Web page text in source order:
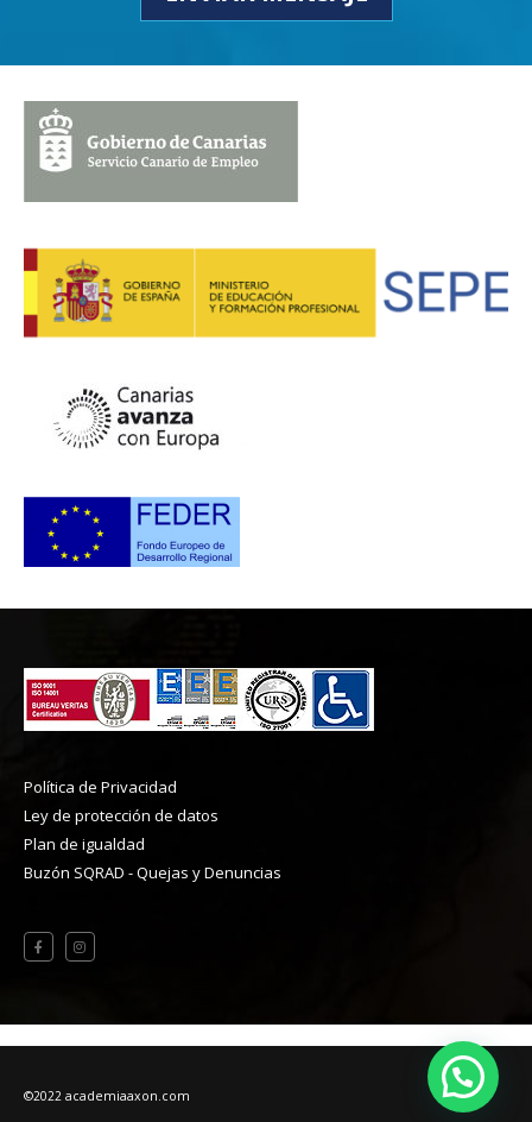
Política de Privacidad
Ley de protección de datos
Plan de igualdad
Buzón SQRAD - Quejas y Denuncias
©2022 academiaaxon.com